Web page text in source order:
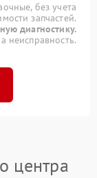
без учета
запчастей.
диагностику.
неисправность.
центра